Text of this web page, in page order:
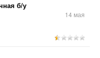
б/у
14 мая